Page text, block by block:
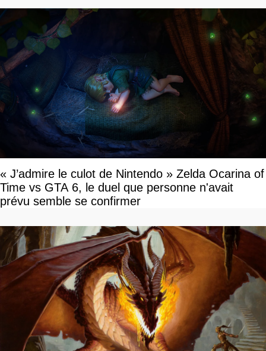
« J’admire le culot de Nintendo » Zelda Ocarina of
Time vs GTA 6, le duel que personne n'avait
prévu semble se confirmer